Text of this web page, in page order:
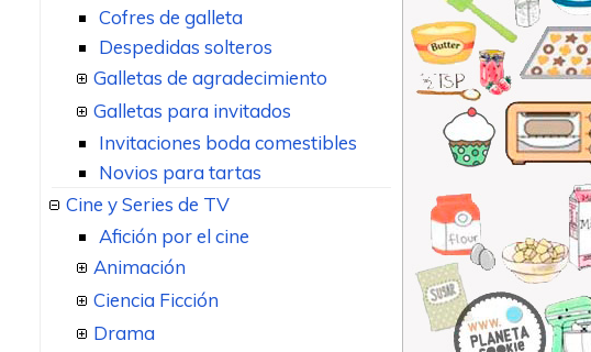
Cofres de galleta
Despedidas solteros
Galletas de agradecimiento
Galletas para invitados
Invitaciones boda comestibles
Novios para tartas
Cine y Series de TV
Afición por el cine
Animación
Ciencia Ficción
Drama